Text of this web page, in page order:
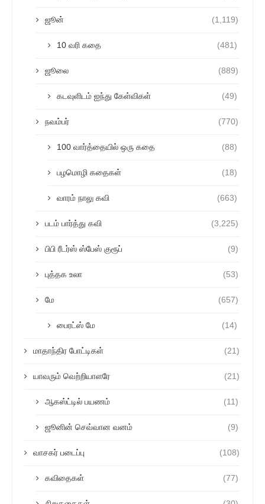
ஜூன் (1,119)
10 வரி கதை (481)
ஜூலை (889)
கடவுளிடம் ஐந்து கேள்விகள் (49)
நவம்பர் (770)
100 வார்த்தையில் ஒரு கதை (88)
பழமொழி கதைகள் (18)
வாரம் நாலு கவி (663)
படம் பார்த்து கவி (3,225)
பிபி ரீடர்ஸ் ஸ்பேஸ் குரூப் (9)
புத்தக உலா (53)
மே (657)
பைரட்ஸ் மே (14)
மாதாந்திர போட்டிகள் (21)
யாவரும் வெற்றியாளரே (21)
ஆகஸ்ட்டில் பயணம் (11)
ஜூனின் செவ்வான வனம் (9)
வாசகர் படைப்பு (108)
கவிதைகள் (77)